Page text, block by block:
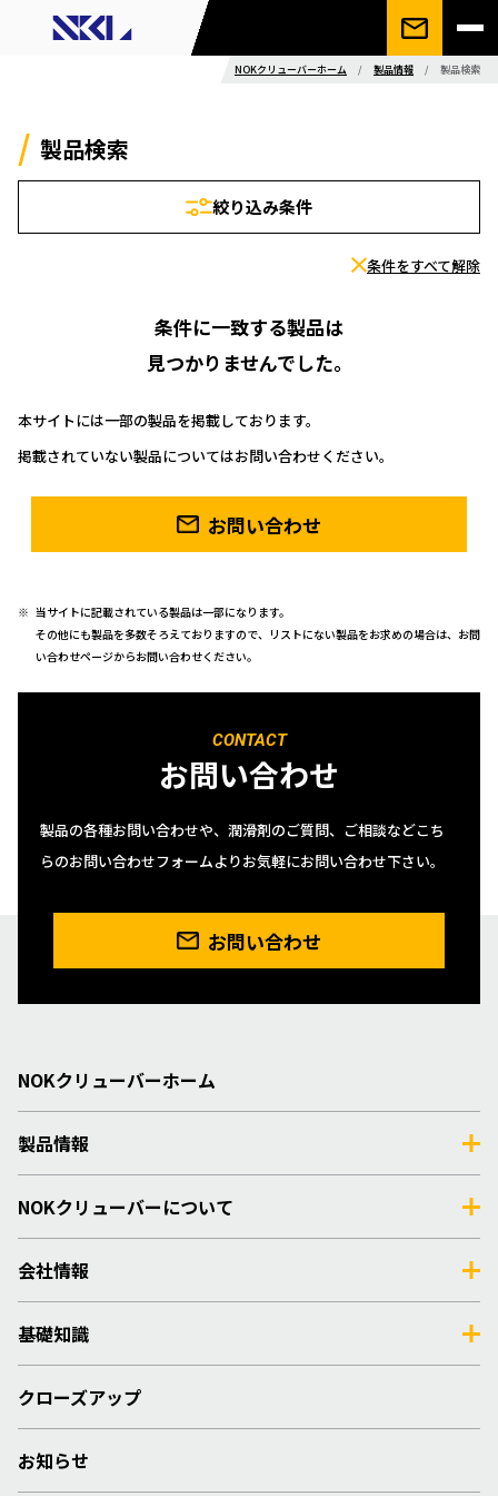
NOKクリューバーホーム / 製品情報 / 製品検索
製品検索
絞り込み条件
条件をすべて解除
条件に一致する製品は
見つかりませんでした。
本サイトには一部の製品を掲載しております。
掲載されていない製品についてはお問い合わせください。
お問い合わせ
当サイトに記載されている製品は一部になります。
その他にも製品を多数そろえておりますので、リストにない製品をお求めの場合は、お問
い合わせページからお問い合わせください。
CONTACT
お問い合わせ
製品の各種お問い合わせや、潤滑剤のご質問、ご相談などこち
らのお問い合わせフォームよりお気軽にお問い合わせ下さい。
お問い合わせ
NOKクリューバーホーム
製品情報
NOKクリューバーについて
会社情報
基礎知識
クローズアップ
お知らせ